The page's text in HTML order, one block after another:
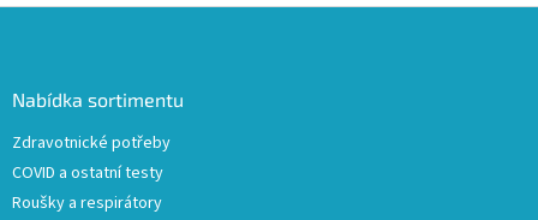
Nabídka sortimentu
Zdravotnické potřeby
COVID a ostatní testy
Roušky a respirátory